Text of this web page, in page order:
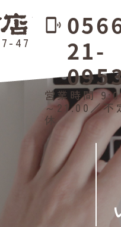
47
phonelink_ring
21-
営業時間
～21:00／不
休